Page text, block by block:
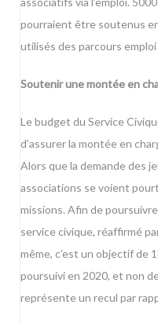
pourraient être soutenus
utilisés des parcours
Soutenir une montée en
Le budget du Service
d’assurer la montée en
Alors que la demande des
associations se voient
missions. Afin de
service civique, réaffirmé
même, c’est un objectif de
poursuivi en 2020, et non
représente un recul par